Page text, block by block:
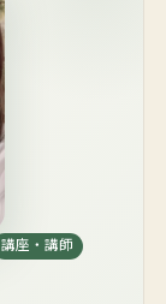
講座・講師